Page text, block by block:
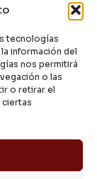
tecnologías
información del
nos permitirá
o las
o retirar el
ciertas
de